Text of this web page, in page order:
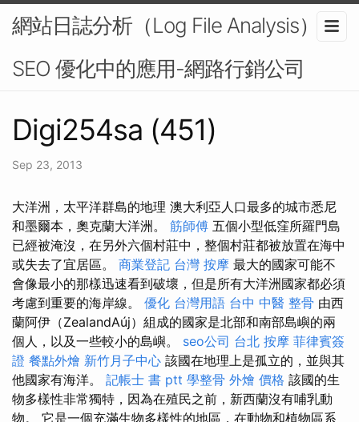
網站日誌分析（Log File Analysis）在
SEO 優化中的應用-網路行銷公司
Digi254sa (451)
Sep 23, 2013
大洋洲，太平洋群島的地理 澳大利亞人口最多的城市悉尼
和墨爾本，奧克蘭大洋洲。 筋師傅 五個小型低窪所羅門島
已經被淹沒，在另外六個村莊中，整個村莊都被放置在海中
或失去了宜居區。 商業登記 台灣 按摩 最大的國家可能不
會像最小的那樣迅速看到破壞，但是所有大洋洲國家都必須
考慮到重要的海岸線。 優化 台灣用語 台中 中醫 整骨 由西
蘭阿伊（ZealandAúj）組成的國家是北部和南部島嶼的兩
個人，以及一些較小的島嶼。 seo公司 台北 按摩 菲律賓簽
證 餐點外燴 新竹月子中心 該國在地理上是孤立的，並與其
他國家有海洋。 記帳士 書 ptt 學整骨 外燴 價格 該國的生
物多樣性非常獨特，因為在殖民之前，新西蘭沒有哺乳動
物。 它是一個充滿生物多樣性的地區，在動物和植物區系